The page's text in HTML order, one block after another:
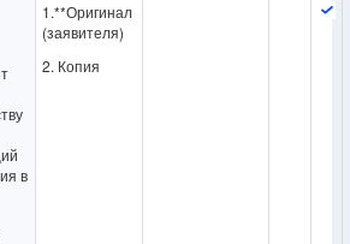
в
1.**Оригинал
(заявителя)
2. Копия